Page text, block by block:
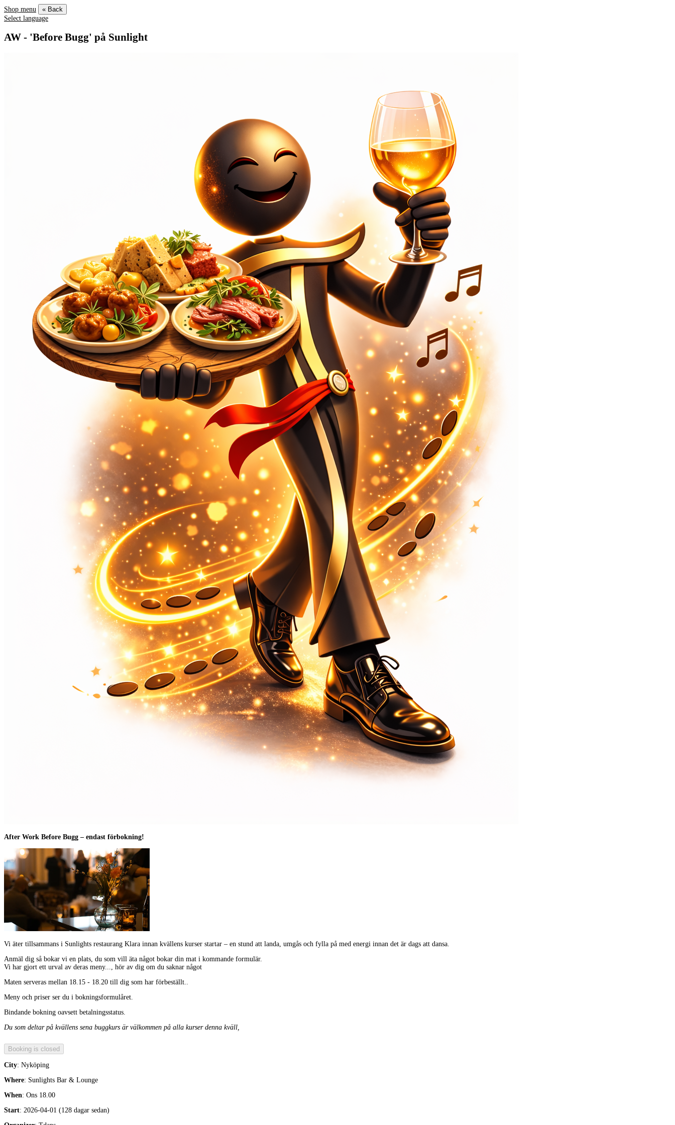
Shop menu
« Back
Select language
AW - 'Before Bugg' på Sunlight
After Work Before Bugg – endast förbokning!
Vi äter tillsammans i Sunlights restaurang Klara innan kvällens kurser startar – en stund att landa, umgås och fylla på med energi innan det är dags att dansa.
Anmäl dig så bokar vi en plats, du som vill äta något bokar din mat i kommande formulär.
Vi har gjort ett urval av deras meny..., hör av dig om du saknar något
Maten serveras mellan 18.15 - 18.20 till dig som har förbeställt..
Meny och priser ser du i bokningsformulåret.
Bindande bokning oavsett betalningsstatus.
Du som deltar på kvällens sena buggkurs är välkommen på alla kurser denna kväll,
City: Nyköping
Where: Sunlights Bar & Lounge
When: Ons 18.00
Start: 2026-04-01 (128 dagar sedan)